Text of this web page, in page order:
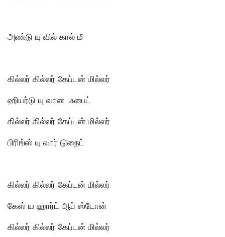
அண்டு யு வில் கால் மீ
கில்லர் கில்லர் கேப்டன் மில்லர்
ஹியர்டு யு வான ஃபைட்
கில்லர் கில்லர் கேப்டன் மில்லர்
பிரிங்ஸ் யு வார் டுநைட்
கில்லர் கில்லர் கேப்டன் மில்லர்
கேஸ் ய ஹார்ட் ஆப் ஸ்டோன்
கில்லர் கில்லர் கேப்டன் மில்லர்